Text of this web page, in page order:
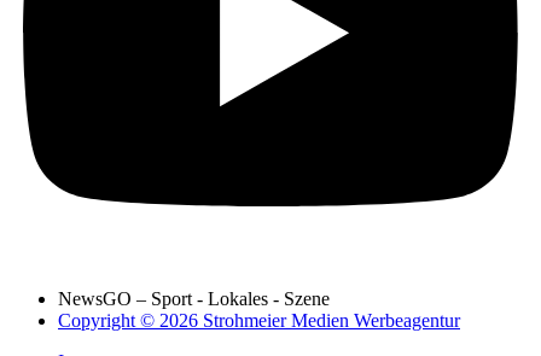
NewsGO – Sport - Lokales - Szene
Copyright © 2026 Strohmeier Medien Werbeagentur